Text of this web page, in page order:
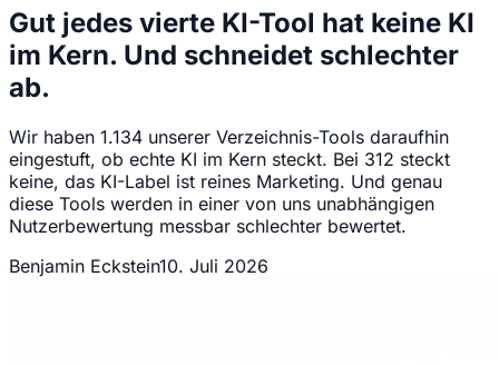
Gut jedes vierte KI-Tool hat keine KI
im Kern. Und schneidet schlechter
ab.
Wir haben 1.134 unserer Verzeichnis-Tools daraufhin
eingestuft, ob echte KI im Kern steckt. Bei 312 steckt
keine, das KI-Label ist reines Marketing. Und genau
diese Tools werden in einer von uns unabhängigen
Nutzerbewertung messbar schlechter bewertet.
Benjamin Eckstein10. Juli 2026